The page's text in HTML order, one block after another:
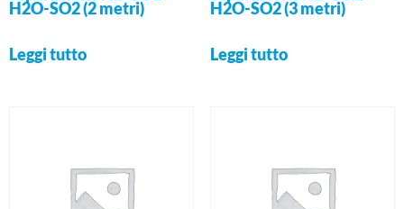
H2O-SO2 (2 metri)
Leggi tutto
H2O-SO2 (3 metri)
Leggi tutto